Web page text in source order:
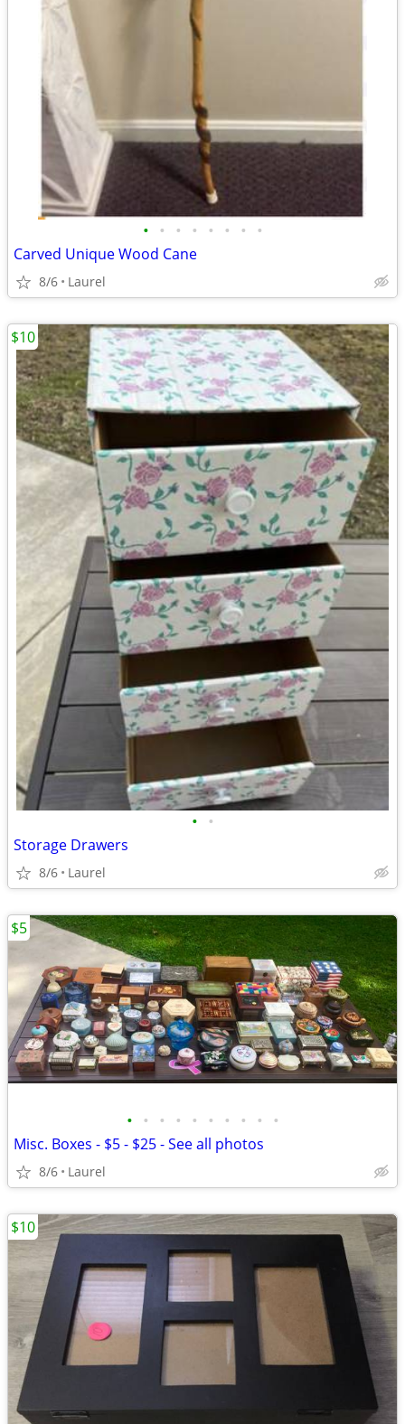
• • • • • • • •
Carved Unique Wood Cane
8/6 Laurel
• •
Storage Drawers
8/6 Laurel
$10
• • • • • • • • • •
Misc. Boxes - $5 - $25 - See all photos
8/6 Laurel
$5
$10